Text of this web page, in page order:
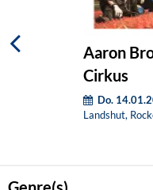
Aaron
Cirkus
Do.
Landshut,